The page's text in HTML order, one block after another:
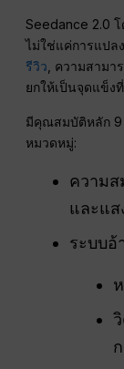
Seedance 2.0 โ
ไม่ใช่แค่การแปล
รีวิว , ความสาม
ยกให้เป็นจุดแข็ง
มีคุณสมบัติหลัก 9
หมวดหมู่:
ความส
และแส
ระบบอ้